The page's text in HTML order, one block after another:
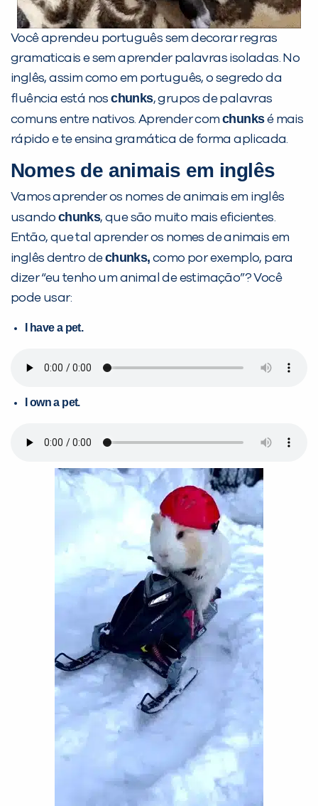
Você aprendeu português sem decorar regras
gramaticais e sem aprender palavras isoladas. No
inglês, assim como em português, o segredo da
fluência está noschunks, grupos de palavras
comuns entre nativos. Aprender com chunksé mais
rápido e te ensina gramática de forma aplicada.
Nomes de animais em inglês
Vamos aprender os nomes de animais em inglês
usando chunks, que são muito mais eficientes.
Então, que tal aprender os nomes de animais em
inglês dentro dechunks, como por exemplo, para
dizer “eu tenho um animal de estimação”? Você
pode usar:
I have a pet.
I own a pet.